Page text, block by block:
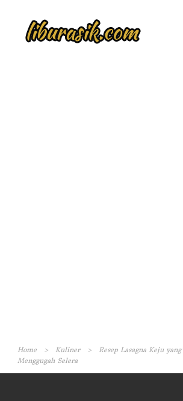
Home > Kuliner >
Resep Lasagna Keju
Menggugah Selera